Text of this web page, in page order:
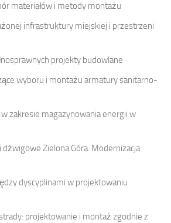
materiałów i metody montażu
infrastruktury miejskiej i przestrzeni
projekty budowlane
wyboru i montażu armatury sanitarno-
zakresie magazynowania energii w
dźwigowe Zielona Góra. Modernizacja
dyscyplinami w projektowaniu
projektowanie i montaż zgodnie z